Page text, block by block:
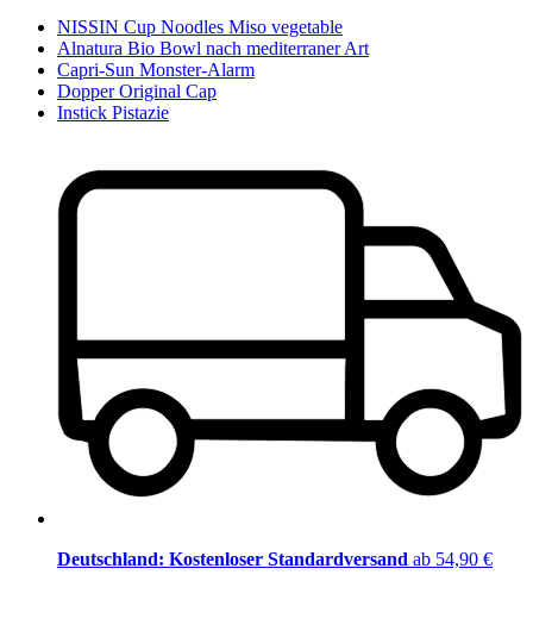
NISSIN Cup Noodles Miso vegetable
Alnatura Bio Bowl nach mediterraner Art
Capri-Sun Monster-Alarm
Dopper Original Cap
Instick Pistazie
Deutschland: Kostenloser Standardversand ab 54,90 €